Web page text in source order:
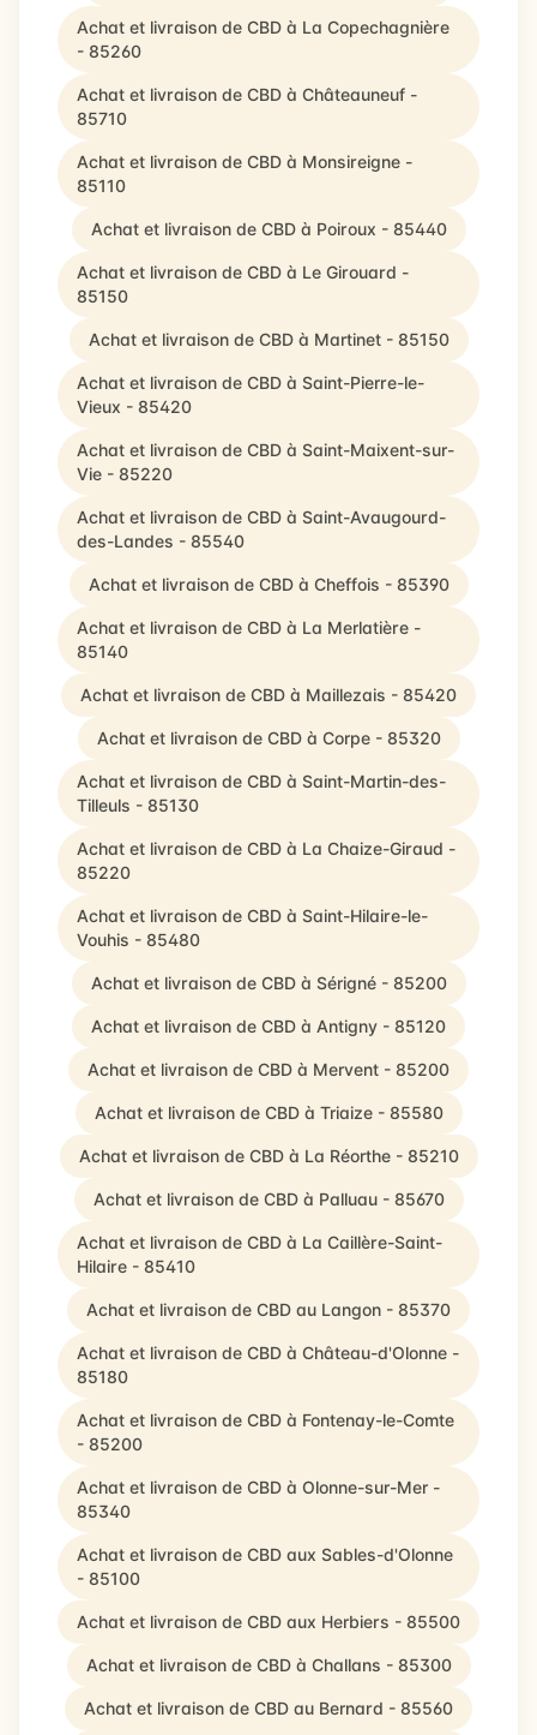
Achat et livraison de CBD à La Copechagnière
- 85260
Achat et livraison de CBD à Châteauneuf -
85710
Achat et livraison de CBD à Monsireigne -
85110
Achat et livraison de CBD à Poiroux - 85440
Achat et livraison de CBD à Le Girouard -
85150
Achat et livraison de CBD à Martinet - 85150
Achat et livraison de CBD à Saint-Pierre-le-
Vieux - 85420
Achat et livraison de CBD à Saint-Maixent-sur-
Vie - 85220
Achat et livraison de CBD à Saint-Avaugourd-
des-Landes - 85540
Achat et livraison de CBD à Cheffois - 85390
Achat et livraison de CBD à La Merlatière -
85140
Achat et livraison de CBD à Maillezais - 85420
Achat et livraison de CBD à Corpe - 85320
Achat et livraison de CBD à Saint-Martin-des-
Tilleuls - 85130
Achat et livraison de CBD à La Chaize-Giraud -
85220
Achat et livraison de CBD à Saint-Hilaire-le-
Vouhis - 85480
Achat et livraison de CBD à Sérigné - 85200
Achat et livraison de CBD à Antigny - 85120
Achat et livraison de CBD à Mervent - 85200
Achat et livraison de CBD à Triaize - 85580
Achat et livraison de CBD à La Réorthe - 85210
Achat et livraison de CBD à Palluau - 85670
Achat et livraison de CBD à La Caillère-Saint-
Hilaire - 85410
Achat et livraison de CBD au Langon - 85370
Achat et livraison de CBD à Château-d'Olonne -
85180
Achat et livraison de CBD à Fontenay-le-Comte
- 85200
Achat et livraison de CBD à Olonne-sur-Mer -
85340
Achat et livraison de CBD aux Sables-d'Olonne
- 85100
Achat et livraison de CBD aux Herbiers - 85500
Achat et livraison de CBD à Challans - 85300
Achat et livraison de CBD au Bernard - 85560